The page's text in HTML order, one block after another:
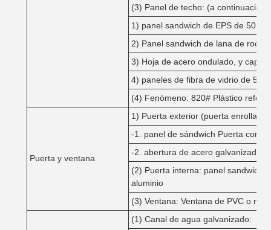
(3) Panel de techo: (a continuación
1) panel sandwich de EPS de 50
2) Panel sandwich de lana de roca
3) Hoja de acero ondulado, y capa
4) paneles de fibra de vidrio de 50
(4) Fenómeno: 820# Plástico
Puerta y ventana
1) Puerta exterior (puerta enrollada
-1. panel de sándwich Puerta
-2. abertura de acero galvanizado
(2) Puerta interna: panel sandwich
aluminio
(3) Ventana: Ventana de PVC o
(1) Canal de agua galvanizado: